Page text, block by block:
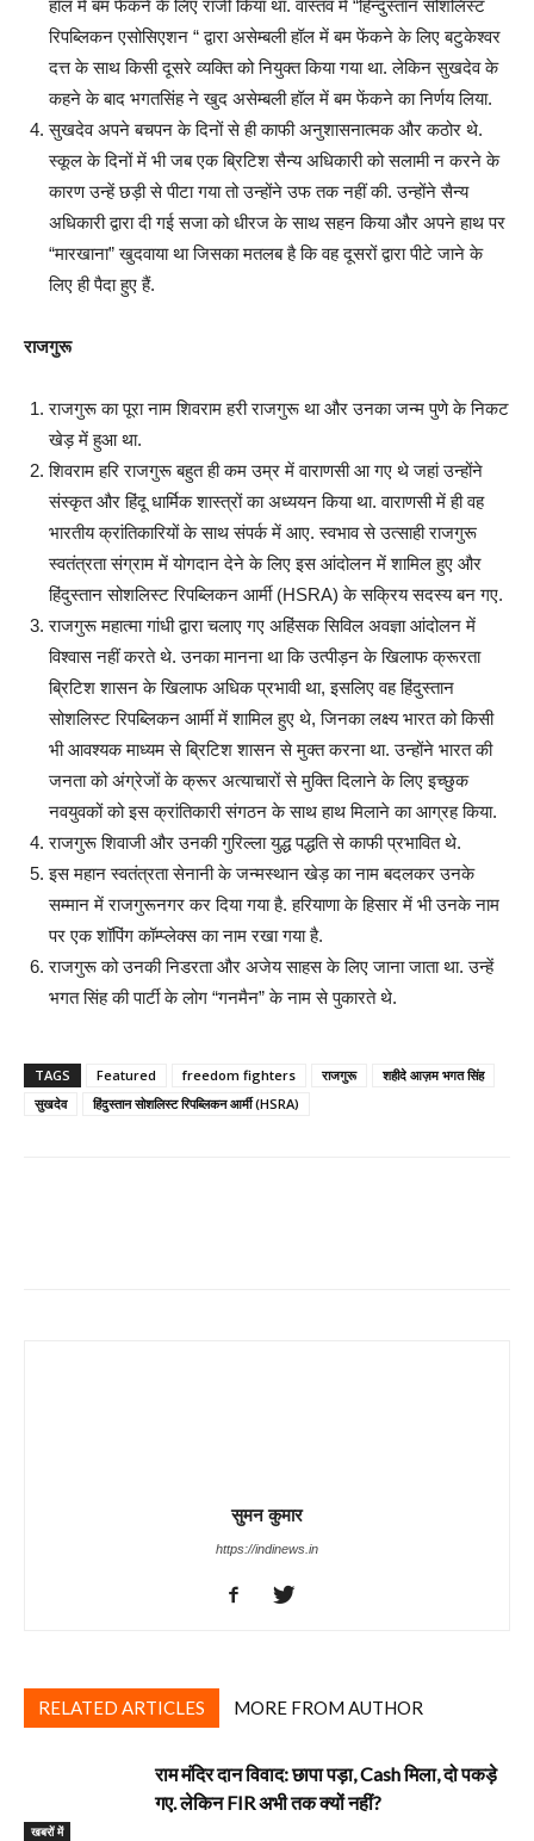
हॉल में बम फेंकने के लिए राजी किया था. वास्तव में “हिन्दुस्तान सोशलिस्ट
रिपब्लिकन एसोसिएशन “ द्वारा असेम्बली हॉल में बम फेंकने के लिए बटुकेश्वर
दत्त के साथ किसी दूसरे व्यक्ति को नियुक्त किया गया था. लेकिन सुखदेव के
कहने के बाद भगतसिंह ने खुद असेम्बली हॉल में बम फेंकने का निर्णय लिया.
सुखदेव अपने बचपन के दिनों से ही काफी अनुशासनात्मक और कठोर थे.
स्कूल के दिनों में भी जब एक ब्रिटिश सैन्य अधिकारी को सलामी न करने के
कारण उन्हें छड़ी से पीटा गया तो उन्होंने उफ तक नहीं की. उन्होंने सैन्य
अधिकारी द्वारा दी गई सजा को धीरज के साथ सहन किया और अपने हाथ पर
“मारखाना” खुदवाया था जिसका मतलब है कि वह दूसरों द्वारा पीटे जाने के
लिए ही पैदा हुए हैं.
राजगुरू
राजगुरू का पूरा नाम शिवराम हरी राजगुरू था और उनका जन्म पुणे के निकट
खेड़ में हुआ था.
शिवराम हरि राजगुरू बहुत ही कम उम्र में वाराणसी आ गए थे जहां उन्होंने
संस्कृत और हिंदू धार्मिक शास्त्रों का अध्ययन किया था. वाराणसी में ही वह
भारतीय क्रांतिकारियों के साथ संपर्क में आए. स्वभाव से उत्साही राजगुरू
स्वतंत्रता संग्राम में योगदान देने के लिए इस आंदोलन में शामिल हुए और
हिंदुस्तान सोशलिस्ट रिपब्लिकन आर्मी (HSRA) के सक्रिय सदस्य बन गए.
राजगुरू महात्मा गांधी द्वारा चलाए गए अहिंसक सिविल अवज्ञा आंदोलन में
विश्वास नहीं करते थे. उनका मानना था कि उत्पीड़न के खिलाफ क्रूरता
ब्रिटिश शासन के खिलाफ अधिक प्रभावी था, इसलिए वह हिंदुस्तान
सोशलिस्ट रिपब्लिकन आर्मी में शामिल हुए थे, जिनका लक्ष्य भारत को किसी
भी आवश्यक माध्यम से ब्रिटिश शासन से मुक्त करना था. उन्होंने भारत की
जनता को अंग्रेजों के क्रूर अत्याचारों से मुक्ति दिलाने के लिए इच्छुक
नवयुवकों को इस क्रांतिकारी संगठन के साथ हाथ मिलाने का आग्रह किया.
राजगुरू शिवाजी और उनकी गुरिल्ला युद्ध पद्धति से काफी प्रभावित थे.
इस महान स्वतंत्रता सेनानी के जन्मस्थान खेड़ का नाम बदलकर उनके
सम्मान में राजगुरूनगर कर दिया गया है. हरियाणा के हिसार में भी उनके नाम
पर एक शॉपिंग कॉम्प्लेक्स का नाम रखा गया है.
राजगुरू को उनकी निडरता और अजेय साहस के लिए जाना जाता था. उन्हें
भगत सिंह की पार्टी के लोग “गनमैन” के नाम से पुकारते थे.
TAGS Featured freedom fighters राजगुरू
शहीदे आज़म भगत सिंह
सुखदेव
हिंदुस्तान सोशलिस्ट रिपब्लिकन आर्मी (HSRA)
सुमन कुमार
https://indinews.in
RELATED ARTICLES MORE FROM AUTHOR
खबरों में
राम मंदिर दान विवाद: छापा पड़ा, Cash मिला, दो पकड़े
गए. लेकिन FIR अभी तक क्यों नहीं?